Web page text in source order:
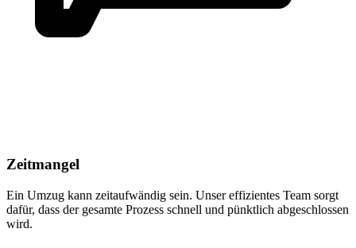
Zeitmangel
Ein Umzug kann zeitaufwändig sein. Unser effizientes Team sorgt
dafür, dass der gesamte Prozess schnell und pünktlich abgeschlossen
wird.